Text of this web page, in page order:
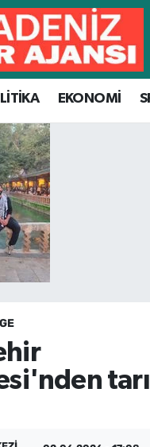
EKONOMİ
Puan Durumu ve
Haberleri